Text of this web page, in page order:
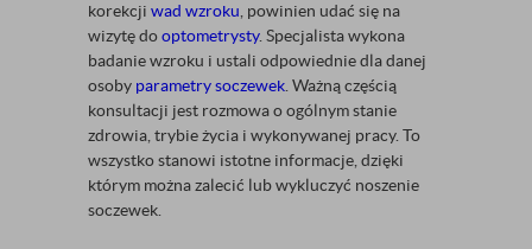
korekcji wad wzroku , powinien udać się na
wizytę dooptometrysty. Specjalista wykona
badanie wzroku i ustali odpowiednie dla danej
osoby parametry soczewek . Ważną częścią
konsultacji jest rozmowa o ogólnym stanie
zdrowia, trybie życia i wykonywanej pracy. To
wszystko stanowi istotne informacje, dzięki
którym można zalecić lub wykluczyć noszenie
soczewek.